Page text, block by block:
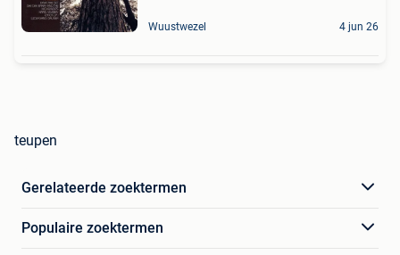
Wuustwezel 4 jun 26
teupen
Gerelateerde zoektermen
Populaire zoektermen